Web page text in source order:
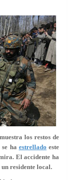
los restos de
ha estrellado este
El accidente ha
residente local.